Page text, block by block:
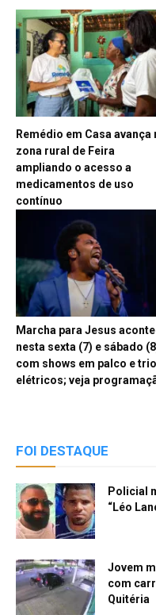
Remédio em Casa avança
zona rural de Feira
ampliando o acesso a
medicamentos de uso
contínuo
Marcha para Jesus
nesta sexta (7) e sábado
com shows em palco e
elétricos; veja
FOI DESTAQUE
Policial
“Léo
Jovem
com
Quitéria